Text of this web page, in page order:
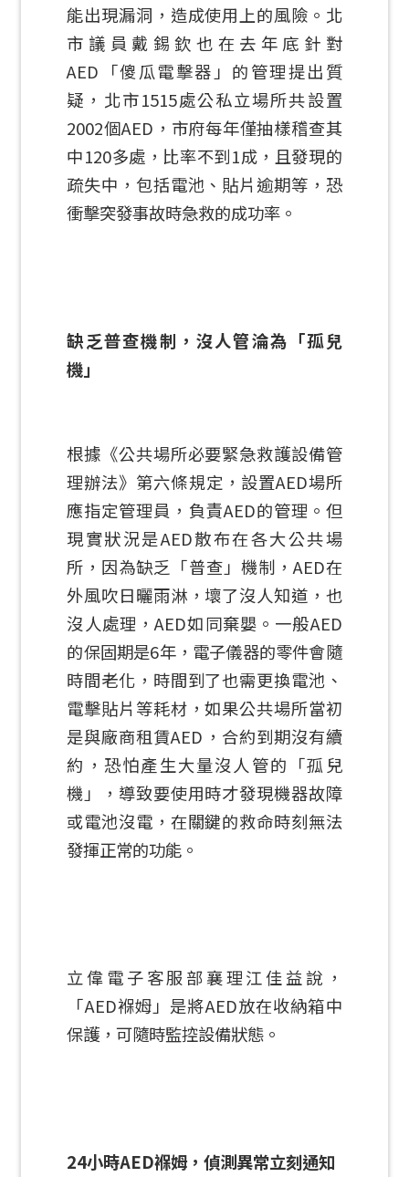
能出現漏洞，造成使用上的風險。北
市議員戴錫欽也在去年底針對
AED「傻瓜電擊器」的管理提出質
疑，北市1515處公私立場所共設置
2002個AED，市府每年僅抽樣稽查其
中120多處，比率不到1成，且發現的
疏失中，包括電池、貼片逾期等，恐
衝擊突發事故時急救的成功率。
缺乏普查機制，沒人管淪為「孤兒
機」
根據《公共場所必要緊急救護設備管
理辦法》第六條規定，設置AED場所
應指定管理員，負責AED的管理。但
現實狀況是AED散布在各大公共場
所，因為缺乏「普查」機制，AED在
外風吹日曬雨淋，壞了沒人知道，也
沒人處理，AED如同棄嬰。一般AED
的保固期是6年，電子儀器的零件會隨
時間老化，時間到了也需更換電池、
電擊貼片等耗材，如果公共場所當初
是與廠商租賃AED，合約到期沒有續
約，恐怕產生大量沒人管的「孤兒
機」，導致要使用時才發現機器故障
或電池沒電，在關鍵的救命時刻無法
發揮正常的功能。
立偉電子客服部襄理江佳益說，
「AED褓姆」是將AED放在收納箱中
保護，可隨時監控設備狀態。
24小時AED褓姆，偵測異常立刻通知